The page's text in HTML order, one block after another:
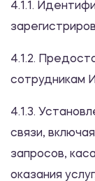
4.1.1.
4.1.2.
сотрудникам
4.1.3.
связи,
запросов,
оказания